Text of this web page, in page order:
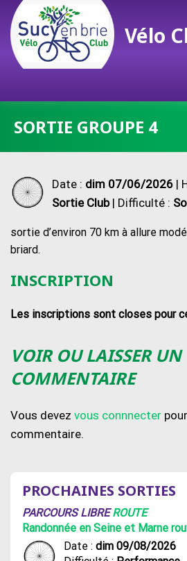
contenu
Vélo
SORTIE GROUPE 4
Date : dim 07/06/2026 |
Sortie Club| Difficulté :
sortie d’environ 70 km à allure
briard.
INSCRIPTION
Les inscriptions sont closes pour
VOIR OU LAISSER UN
COMMENTAIRE
Vous devez vous connnecter
commentaire.
PROCHAINES SORTIES
PARCOURS LIBREROUTE
Randonnée en Seine et Marne
Date : dim 09/08/2026